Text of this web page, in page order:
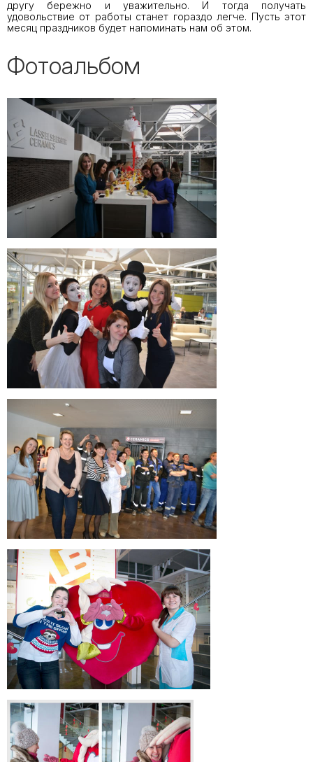
другу бережно и уважительно. И тогда получать
удовольствие от работы станет гораздо легче. Пусть этот
месяц праздников будет напоминать нам об этом.
Фотоальбом